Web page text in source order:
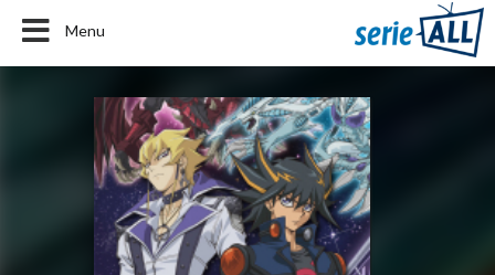
Menu